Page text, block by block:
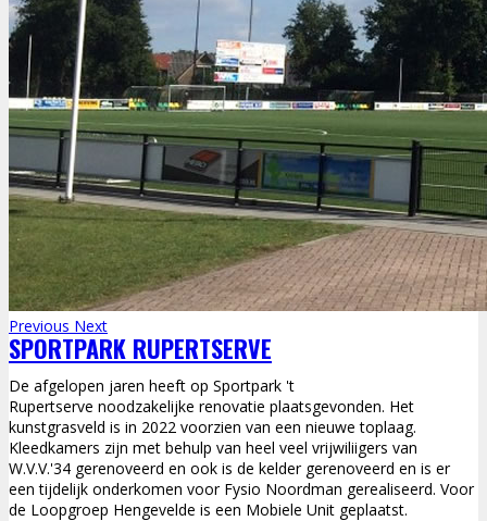
Previous Next
SPORTPARK RUPERTSERVE
De afgelopen jaren heeft op Sportpark 't
Rupertserve noodzakelijke renovatie plaatsgevonden. Het
kunstgrasveld is in 2022 voorzien van een nieuwe toplaag.
Kleedkamers zijn met behulp van heel veel vrijwiliigers van
W.V.V.'34 gerenoveerd en ook is de kelder gerenoveerd en is er
een tijdelijk onderkomen voor Fysio Noordman gerealiseerd. Voor
de Loopgroep Hengevelde is een Mobiele Unit geplaatst.